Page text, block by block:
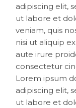
adipiscing elit,
ut labore et
veniam, quis
nisi ut aliquip
aute irure
consectetur
Lorem ipsum
adipiscing elit,
ut labore et